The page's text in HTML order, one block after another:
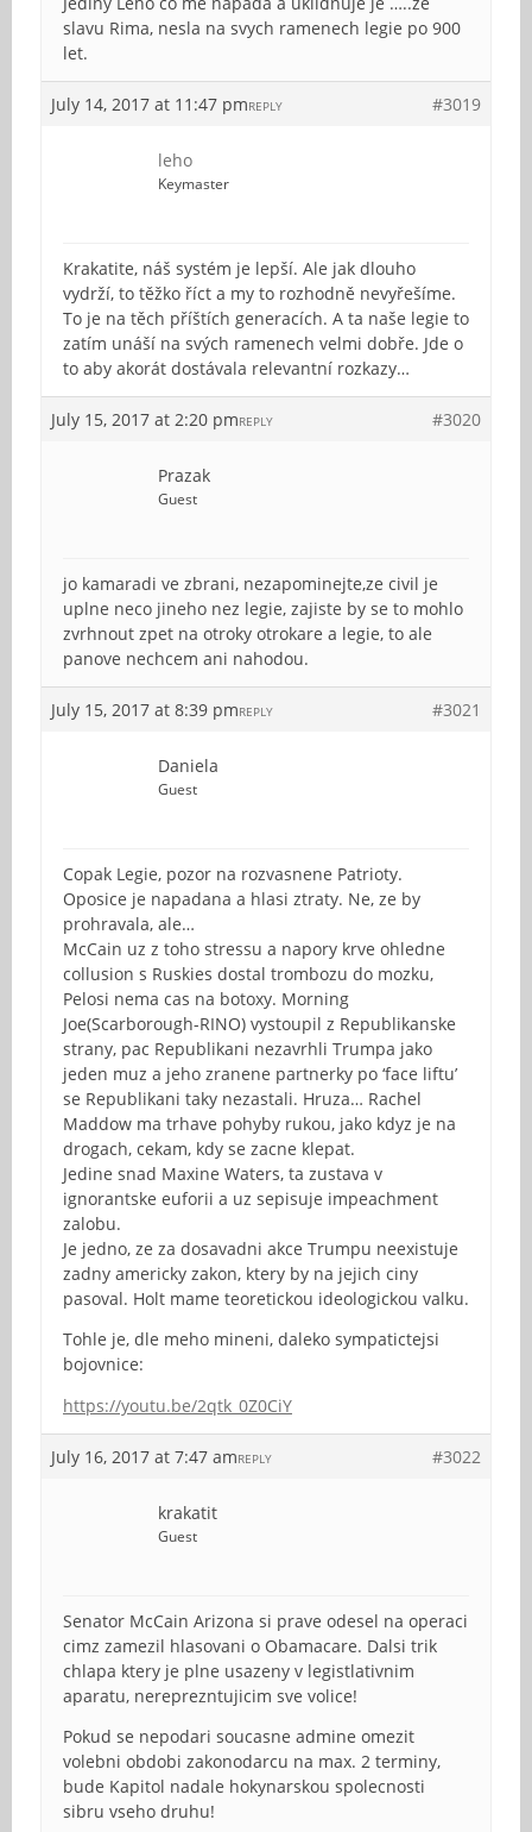
slavu Rima, nesla na svych ramenech legie po 900
let.
July 14, 2017 at 11:47 pm #3019
REPLY
leho
Keymaster
Krakatite, náš systém je lepší. Ale jak dlouho
vydrží, to těžko říct a my to rozhodně nevyřešíme.
To je na těch příštích generacích. A ta naše legie to
zatím unáší na svých ramenech velmi dobře. Jde o
to aby akorát dostávala relevantní rozkazy…
July 15, 2017 at 2:20 pm #3020
REPLY
Prazak
Guest
jo kamaradi ve zbrani, nezapominejte,ze civil je
uplne neco jineho nez legie, zajiste by se to mohlo
zvrhnout zpet na otroky otrokare a legie, to ale
panove nechcem ani nahodou.
July 15, 2017 at 8:39 pm #3021
REPLY
Daniela
Guest
Copak Legie, pozor na rozvasnene Patrioty.
Oposice je napadana a hlasi ztraty. Ne, ze by
prohravala, ale…
McCain uz z toho stressu a napory krve ohledne
collusion s Ruskies dostal trombozu do mozku,
Pelosi nema cas na botoxy. Morning
Joe(Scarborough-RINO) vystoupil z Republikanske
strany, pac Republikani nezavrhli Trumpa jako
jeden muz a jeho zranene partnerky po ‘face liftu’
se Republikani taky nezastali. Hruza… Rachel
Maddow ma trhave pohyby rukou, jako kdyz je na
drogach, cekam, kdy se zacne klepat.
Jedine snad Maxine Waters, ta zustava v
ignorantske euforii a uz sepisuje impeachment
zalobu.
Je jedno, ze za dosavadni akce Trumpu neexistuje
zadny americky zakon, ktery by na jejich ciny
pasoval. Holt mame teoretickou ideologickou valku.
Tohle je, dle meho mineni, daleko sympatictejsi
bojovnice:
https://youtu.be/2qtk_0Z0CiY
July 16, 2017 at 7:47 am #3022
REPLY
krakatit
Guest
Senator McCain Arizona si prave odesel na operaci
cimz zamezil hlasovani o Obamacare. Dalsi trik
chlapa ktery je plne usazeny v legistlativnim
aparatu, nereprezntujicim sve volice!
Pokud se nepodari soucasne admine omezit
volebni obdobi zakonodarcu na max. 2 terminy,
bude Kapitol nadale hokynarskou spolecnosti
sibru vseho druhu!